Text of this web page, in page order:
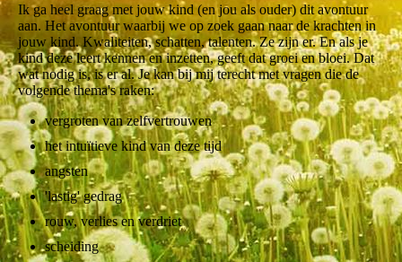
Ik ga heel graag met jouw kind (en jou als ouder) dit avontuur
aan. Het avontuur waarbij we op zoek gaan naar de krachten in
jouw kind. Kwaliteiten, schatten, talenten. Ze zijn er. En als je
kind deze leert kennen en inzetten, geeft dat groei en bloei. Dat
wat nodig is, is er al. Je kan bij mij terecht met vragen die de
volgende thema's raken:
vergroten van zelfvertrouwen
het intuïtieve kind van deze tijd
angsten
'lastig' gedrag
rouw, verlies en verdriet
scheiding